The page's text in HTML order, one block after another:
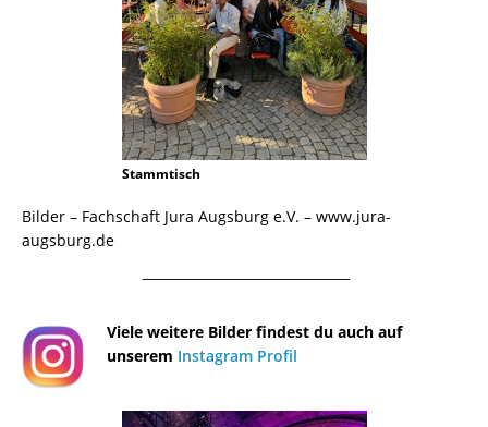
Stammtisch
Bilder – Fachschaft Jura Augsburg e.V. – www.jura-
augsburg.de
¯¯¯¯¯¯¯¯¯¯¯¯¯¯¯¯¯¯¯¯¯¯¯¯¯¯¯¯¯¯¯¯¯¯¯¯¯¯
Viele weitere Bilder findest du auch auf
unserem Instagram Profil